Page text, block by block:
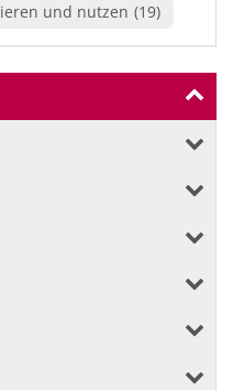
und nutzen 19